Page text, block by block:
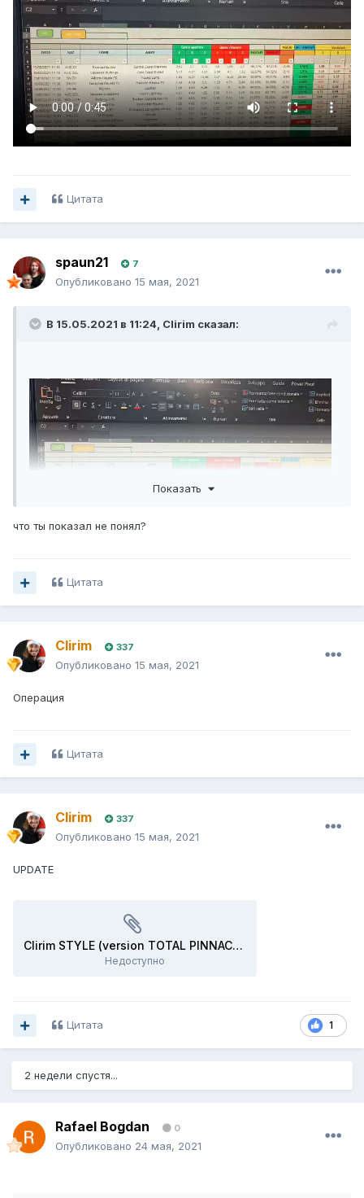
Update the first file.Copy from column A7 to column L7.After
paste everything into the Clirim Style Total file in cell A7.
Автор
Clirim
Добавлен
14.05.2021
Категория
Цитата
spaun21 7
Опубликовано 15 мая, 2021
В 15.05.2021 в 11:24, Clirim сказал:
Показать
что ты показал не понял?
Цитата
Clirim 337
Опубликовано 15 мая, 2021
Операция
Цитата
Clirim 337
Опубликовано 15 мая, 2021
UPDATE
Clirim STYLE (version TOTAL PINNACLE)-mod.ste1.xlsb
Недоступно
1
Цитата
2 недели спустя...
Rafael Bogdan 0
Опубликовано 24 мая, 2021